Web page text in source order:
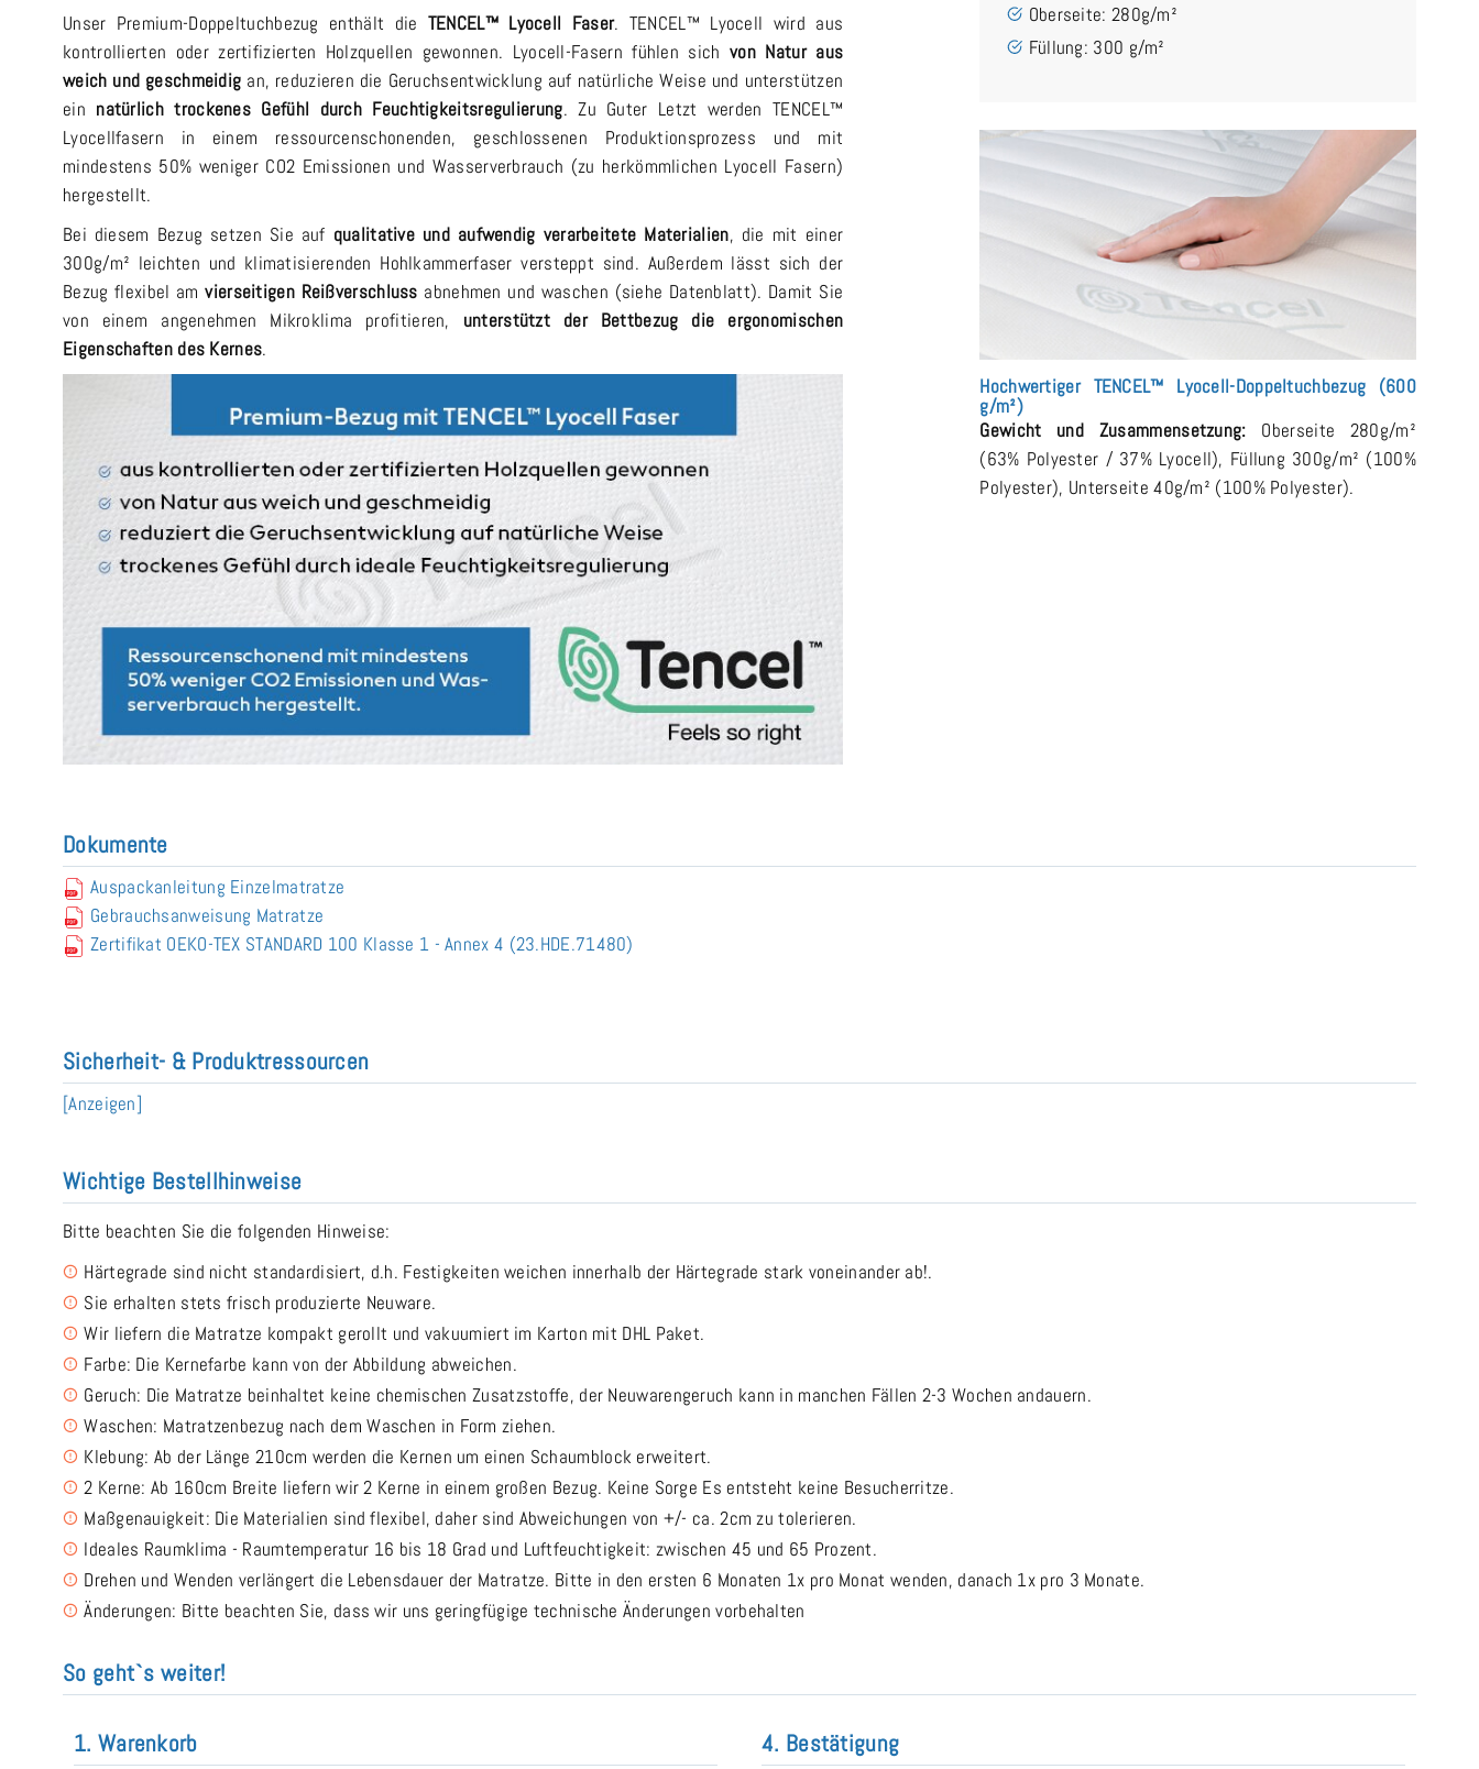
Unser Premium-Doppeltuchbezug enthält die TENCEL™ Lyocell Faser. TENCEL™ Lyocell wird aus
kontrollierten oder zertifizierten Holzquellen gewonnen. Lyocell-Fasern fühlen sichvon Natur aus
weich und geschmeidig an, reduzieren die Geruchsentwicklung auf natürliche Weise und unterstützen
ein natürlich trockenes Gefühl durch Feuchtigkeitsregulierung. Zu Guter Letzt werden TENCEL™
Lyocellfasern in einem ressourcenschonenden, geschlossenen Produktionsprozess und mit
mindestens 50% weniger CO2 Emissionen und Wasserverbrauch (zu herkömmlichen Lyocell Fasern)
hergestellt.
Bei diesem Bezug setzen Sie auf qualitative und aufwendig verarbeitete Materialien, die mit einer
300g/m² leichten und klimatisierenden Hohlkammerfaser versteppt sind. Außerdem lässt sich der
Bezug flexibel amvierseitigen Reißverschluss abnehmen und waschen (siehe Datenblatt). Damit Sie
von einem angenehmen Mikroklima profitieren, unterstützt der Bettbezug die ergonomischen
Eigenschaften des Kernes.
Oberseite: 280g/m²
Füllung: 300 g/m²
Hochwertiger TENCEL™ Lyocell-Doppeltuchbezug (600
g/m²)
Gewicht und Zusammensetzung: Oberseite 280g/m²
(63% Polyester / 37% Lyocell), Füllung 300g/m² (100%
Polyester), Unterseite 40g/m² (100% Polyester).
Dokumente
Auspackanleitung Einzelmatratze
Gebrauchsanweisung Matratze
Zertifikat OEKO-TEX STANDARD 100 Klasse 1 - Annex 4 (23.HDE.71480)
Sicherheit- & Produktressourcen
[Anzeigen]
Wichtige Bestellhinweise
Bitte beachten Sie die folgenden Hinweise:
Härtegrade sind nicht standardisiert, d.h. Festigkeiten weichen innerhalb der Härtegrade stark voneinander ab!.
Sie erhalten stets frisch produzierte Neuware.
Wir liefern die Matratze kompakt gerollt und vakuumiert im Karton mit DHL Paket.
Farbe: Die Kernefarbe kann von der Abbildung abweichen.
Geruch: Die Matratze beinhaltet keine chemischen Zusatzstoffe, der Neuwarengeruch kann in manchen Fällen 2-3 Wochen andauern.
Waschen: Matratzenbezug nach dem Waschen in Form ziehen.
Klebung: Ab der Länge 210cm werden die Kernen um einen Schaumblock erweitert.
2 Kerne: Ab 160cm Breite liefern wir 2 Kerne in einem großen Bezug. Keine Sorge Es entsteht keine Besucherritze.
Maßgenauigkeit: Die Materialien sind flexibel, daher sind Abweichungen von +/- ca. 2cm zu tolerieren.
Ideales Raumklima - Raumtemperatur 16 bis 18 Grad und Luftfeuchtigkeit: zwischen 45 und 65 Prozent.
Drehen und Wenden verlängert die Lebensdauer der Matratze. Bitte in den ersten 6 Monaten 1x pro Monat wenden, danach 1x pro 3 Monate.
Änderungen: Bitte beachten Sie, dass wir uns geringfügige technische Änderungen vorbehalten
So geht`s weiter!
1. Warenkorb 4. Bestätigung